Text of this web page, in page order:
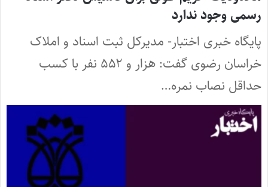
رسمی وجود ندارد
پایگاه خبری اختبار- مدیرکل ثبت اسناد و املاک
خراسان رضوی گفت: هزار و ۵۵۲ نفر با کسب
حداقل نصاب نمره…